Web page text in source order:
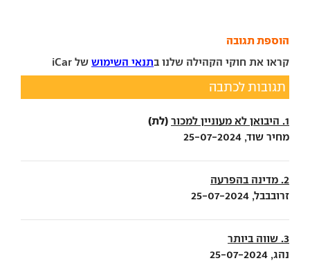
הוספת תגובה
קראו את חוקי הקהילה שלנו בתנאי השימוש של iCar
תגובות לכתבה
1. היבואן לא מעוניין למכור (לת)
מחיר שוד, 25-07-2024
2. מדינה בהפרעה
זרובבבל, 25-07-2024
3. שווה ביותר
נהג, 25-07-2024